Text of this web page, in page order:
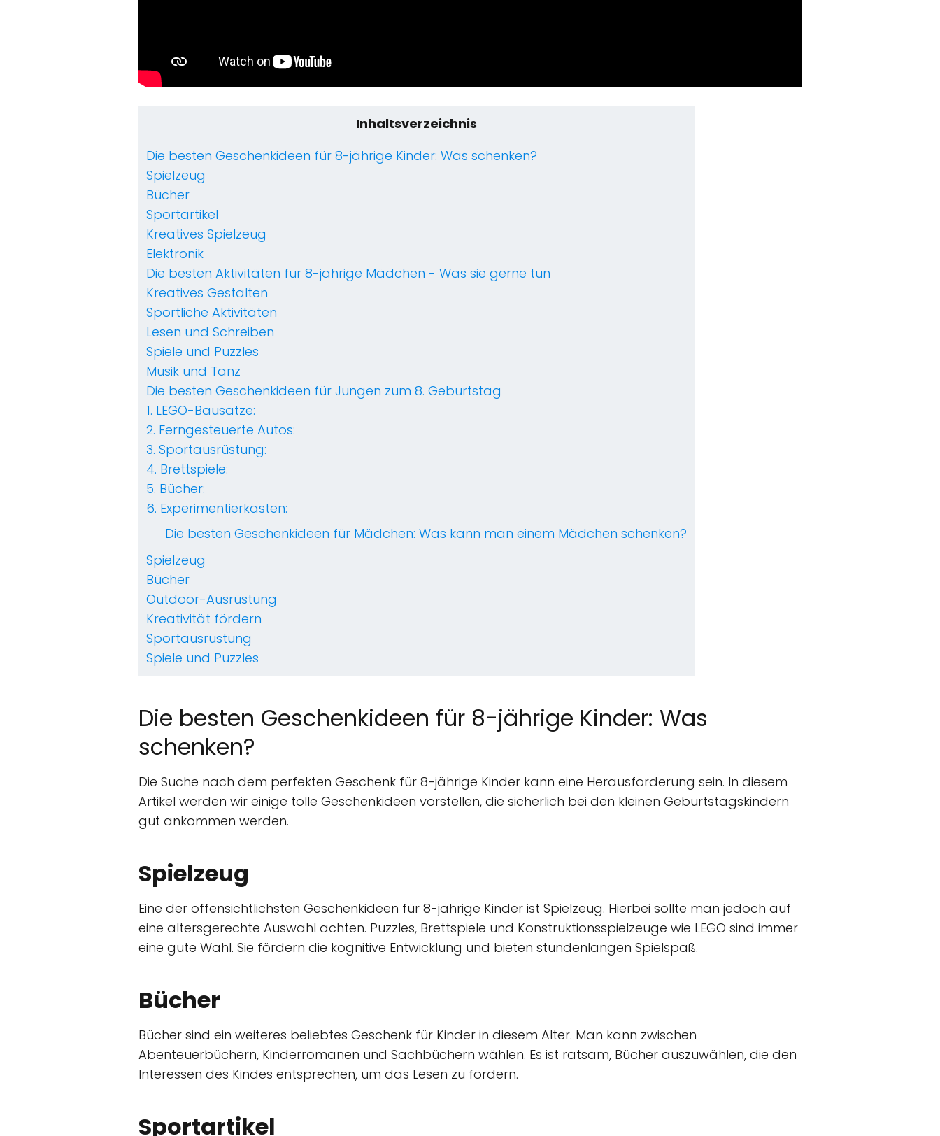
Inhaltsverzeichnis
Die besten Geschenkideen für 8-jährige Kinder: Was schenken?
Spielzeug
Bücher
Sportartikel
Kreatives Spielzeug
Elektronik
Die besten Aktivitäten für 8-jährige Mädchen - Was sie gerne tun
Kreatives Gestalten
Sportliche Aktivitäten
Lesen und Schreiben
Spiele und Puzzles
Musik und Tanz
Die besten Geschenkideen für Jungen zum 8. Geburtstag
1. LEGO-Bausätze:
2. Ferngesteuerte Autos:
3. Sportausrüstung:
4. Brettspiele:
5. Bücher:
6. Experimentierkästen:
Die besten Geschenkideen für Mädchen: Was kann man einem Mädchen schenken?
Spielzeug
Bücher
Outdoor-Ausrüstung
Kreativität fördern
Sportausrüstung
Spiele und Puzzles
Die besten Geschenkideen für 8-jährige Kinder: Was
schenken?
Die Suche nach dem perfekten Geschenk für 8-jährige Kinder kann eine Herausforderung sein. In diesem
Artikel werden wir einige tolle Geschenkideen vorstellen, die sicherlich bei den kleinen Geburtstagskindern
gut ankommen werden.
Spielzeug
Eine der offensichtlichsten Geschenkideen für 8-jährige Kinder ist Spielzeug. Hierbei sollte man jedoch auf
eine altersgerechte Auswahl achten. Puzzles, Brettspiele und Konstruktionsspielzeuge wie LEGO sind immer
eine gute Wahl. Sie fördern die kognitive Entwicklung und bieten stundenlangen Spielspaß.
Bücher
Bücher sind ein weiteres beliebtes Geschenk für Kinder in diesem Alter. Man kann zwischen
Abenteuerbüchern, Kinderromanen und Sachbüchern wählen. Es ist ratsam, Bücher auszuwählen, die den
Interessen des Kindes entsprechen, um das Lesen zu fördern.
Sportartikel